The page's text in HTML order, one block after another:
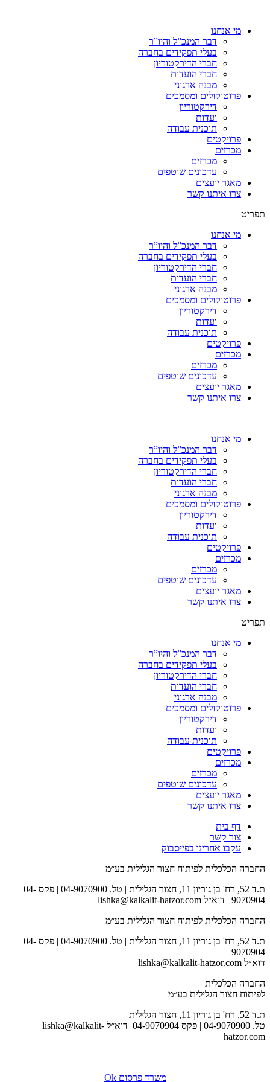
מי אנחנו
דבר המנכ”ל והיו”ר
בעלי תפקידים בחברה
חברי הדירקטוריון
חברי הועדות
מבנה ארגוני
פרוטוקולים ומסמכים
דירקטוריון
ועדות
תוכנית עבודה
פרויקטים
מכרזים
מכרזים
עדכונים שוטפים
מאגר יועצים
צרו איתנו קשר
תפריט
מי אנחנו
דבר המנכ”ל והיו”ר
בעלי תפקידים בחברה
חברי הדירקטוריון
חברי הועדות
מבנה ארגוני
פרוטוקולים ומסמכים
דירקטוריון
ועדות
תוכנית עבודה
פרויקטים
מכרזים
מכרזים
עדכונים שוטפים
מאגר יועצים
צרו איתנו קשר
מי אנחנו
דבר המנכ”ל והיו”ר
בעלי תפקידים בחברה
חברי הדירקטוריון
חברי הועדות
מבנה ארגוני
פרוטוקולים ומסמכים
דירקטוריון
ועדות
תוכנית עבודה
פרויקטים
מכרזים
מכרזים
עדכונים שוטפים
מאגר יועצים
צרו איתנו קשר
תפריט
מי אנחנו
דבר המנכ”ל והיו”ר
בעלי תפקידים בחברה
חברי הדירקטוריון
חברי הועדות
מבנה ארגוני
פרוטוקולים ומסמכים
דירקטוריון
ועדות
תוכנית עבודה
פרויקטים
מכרזים
מכרזים
עדכונים שוטפים
מאגר יועצים
צרו איתנו קשר
דף בית
צור קשר
עקבו אחרינו בפייסבוק
החברה הכלכלית לפיתוח חצור הגלילית בע״מ
ת.ד 52, רח' בן גוריון 11, חצור הגלילית | טל. 04-9070900 | פקס 04-
9070904 | דוא״ל lishka@kalkalit-hatzor.com
החברה הכלכלית לפיתוח חצור הגלילית בע״מ
ת.ד 52, רח' בן גוריון 11, חצור הגלילית | טל. 04-9070900 | פקס 04-
9070904
דוא״ל lishka@kalkalit-hatzor.com
החברה הכלכלית
לפיתוח חצור הגלילית בע״מ
ת.ד 52, רח' בן גוריון 11, חצור הגלילית
טל. 04-9070900 | פקס 04-9070904 דוא״ל lishka@kalkalit-
hatzor.com
משרד פרסום Ok